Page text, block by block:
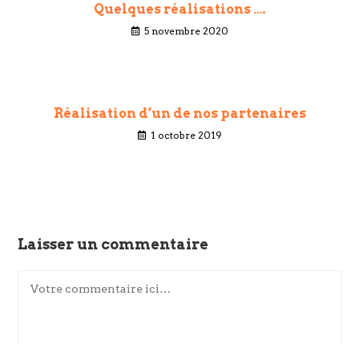
Quelques réalisations ….
5 novembre 2020
Réalisation d’un de nos partenaires
1 octobre 2019
Laisser un commentaire